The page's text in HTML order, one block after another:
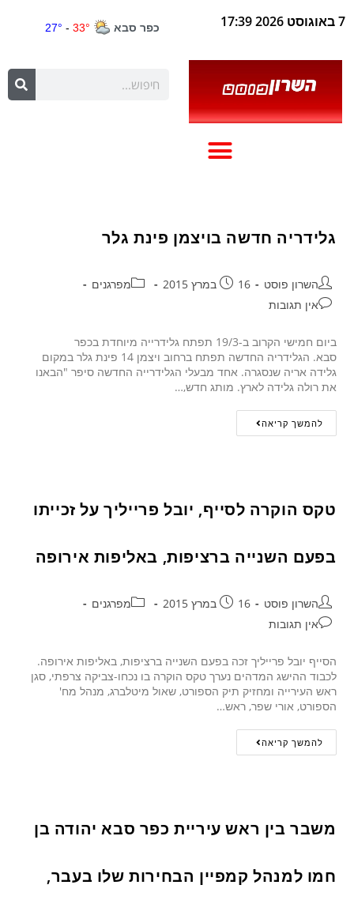
7 באוגוסט 2026 17:39
גלידריה חדשה בויצמן פינת גלר
השרון פוסט 16 במרץ 2015
מפרגנים
אין תגובות
ביום חמישי הקרוב ב-19/3 תפתח גלידרייה מיוחדת בכפר
סבא. הגלידריה החדשה תפתח ברחוב ויצמן 14 פינת גלר במקום
גלידה אריה שנסגרה. אחד מבעלי הגלידרייה החדשה סיפר "הבאנו
את רולה גלידה לארץ. מותג חדש,…
להמשך קריאה
טקס הוקרה לסייף, יובל פרייליך על זכייתו
בפעם השנייה ברציפות, באליפות אירופה
השרון פוסט 16 במרץ 2015
מפרגנים
אין תגובות
הסייף יובל פרייליך זכה בפעם השנייה ברציפות, באליפות אירופה.
לכבוד ההישג המדהים נערך טקס הוקרה בו נכחו-צביקה צרפתי, סגן
ראש העירייה ומחזיק תיק הספורט, שאול מיטלברג, מנהל מח'
הספורט, אורי שפר, ראש…
להמשך קריאה
משבר בין ראש עיריית כפר סבא יהודה בן
חמו למנהל קמפיין הבחירות שלו בעבר,